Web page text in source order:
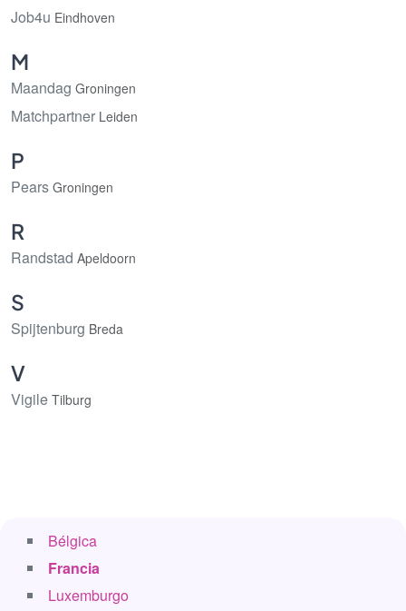
Bélgica
Francia
Luxemburgo
Job4u Eindhoven
M
Maandag Groningen
Matchpartner Leiden
P
Pears Groningen
R
Randstad Apeldoorn
S
Spijtenburg Breda
V
Vigile Tilburg